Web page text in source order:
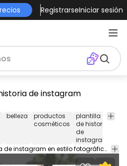
RegistrarseIniciar sesión
de instagram
belleza
productos
cosméticos
plantilla
de historia
de
instagram
Increíble plantilla de historia de instagram en estilo fotográfico con elementos de maquillaje. Descarga esta plantilla de fondo de la historia de Instagram, diseña y edita el PSD y llena tu perfil con una estética armónica.